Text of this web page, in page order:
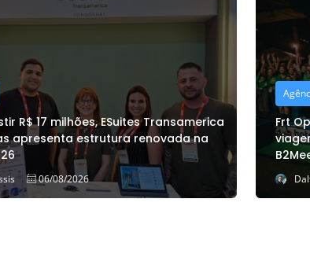
e Operadoras
Operadora reúne mais de 300 agentes de
em Gramado para a 12ª edição do
Dalton Assis 06/08/2026